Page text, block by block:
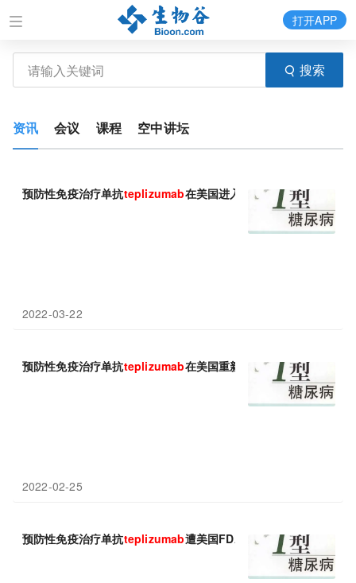
搜索
打开APP
资讯 会议 课程 空中讲坛
预防性免疫治疗单抗teplizumab在美国进入审查!
2022-03-22
预防性免疫治疗单抗teplizumab在美国重新申请上市!
2022-02-25
预防性免疫治疗单抗teplizumab遭美国FDA拒绝批准：但与疗效